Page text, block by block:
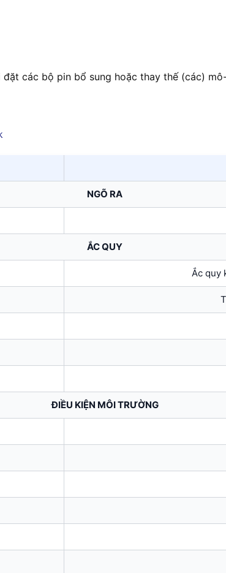
các bộ pin bổ sung hoặc thay thế (các)
NGÕ RA
ẮC QUY
Ắc quy
ĐIỀU KIỆN MÔI TRƯỜNG